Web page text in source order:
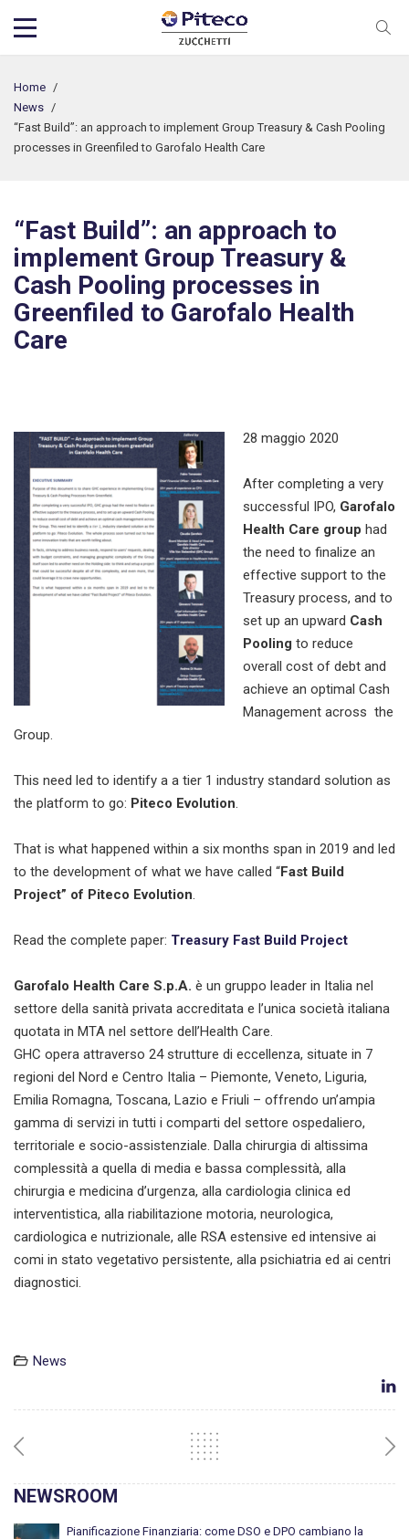
Home /
News /
“Fast Build”: an approach to implement Group Treasury & Cash Pooling
processes in Greenfiled to Garofalo Health Care
“Fast Build”: an approach to
implement Group Treasury &
Cash Pooling processes in
Greenfiled to Garofalo Health
Care
28 maggio 2020
After completing a very
successful IPO, Garofalo
Health Care group had
the need to finalize an
effective support to the
Treasury process, and to
set up an upward Cash
Pooling to reduce
overall cost of debt and
achieve an optimal Cash
Management across the
Group.
This need led to identify a a tier 1 industry standard solution as
the platform to go: Piteco Evolution.
That is what happened within a six months span in 2019 and led
to the development of what we have called “Fast Build
Project” of Piteco Evolution.
Read the complete paper: Treasury Fast Build Project
Garofalo Health Care S.p.A. è un gruppo leader in Italia nel
settore della sanità privata accreditata e l’unica società italiana
quotata in MTA nel settore dell’Health Care.
GHC opera attraverso 24 strutture di eccellenza, situate in 7
regioni del Nord e Centro Italia – Piemonte, Veneto, Liguria,
Emilia Romagna, Toscana, Lazio e Friuli – offrendo un’ampia
gamma di servizi in tutti i comparti del settore ospedaliero,
territoriale e socio-assistenziale. Dalla chirurgia di altissima
complessità a quella di media e bassa complessità, alla
chirurgia e medicina d’urgenza, alla cardiologia clinica ed
interventistica, alla riabilitazione motoria, neurologica,
cardiologica e nutrizionale, alle RSA estensive ed intensive ai
comi in stato vegetativo persistente, alla psichiatria ed ai centri
diagnostici.
News
NEWSROOM
Pianificazione Finanziaria: come DSO e DPO cambiano la